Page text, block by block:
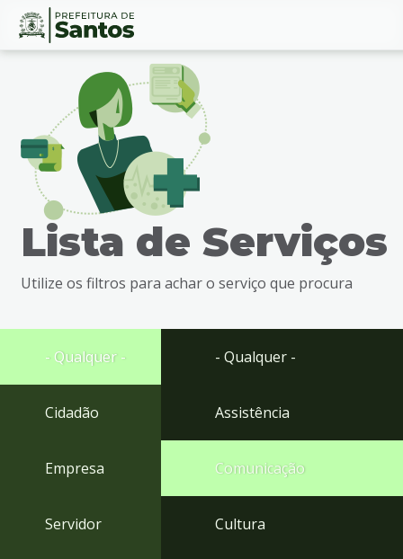
Ir
busca
Ir
rodapé
Conteúdo
Lista de Serviços
Utilize os filtros para achar o serviço que procura
- Qualquer -
Cidadão
Empresa
Servidor
- Qualquer -
Assistência
Comunicação
Cultura